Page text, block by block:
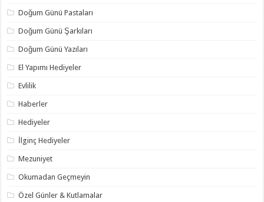
Doğum Günü Pastaları
Doğum Günü Şarkıları
Doğum Günü Yazıları
El Yapımı Hediyeler
Evlilik
Haberler
Hediyeler
İlginç Hediyeler
Mezuniyet
Okumadan Geçmeyin
Özel Günler & Kutlamalar